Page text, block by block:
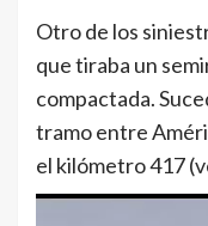
Otro de los
que tiraba un
compactada.
tramo entre
el kilómetro 417